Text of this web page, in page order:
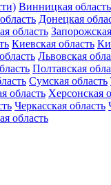
Винницкая область
Донецкая
область
Киевская область
Львовская
Полтавская
Сумская область
область Херсонская
Черкасская область
область